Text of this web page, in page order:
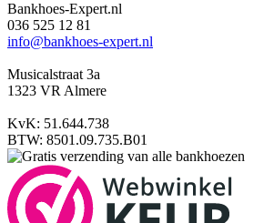
Bankhoes-Expert.nl
036 525 12 81
info@bankhoes-expert.nl
Musicalstraat 3a
1323 VR Almere
KvK: 51.644.738
BTW: 8501.09.735.B01